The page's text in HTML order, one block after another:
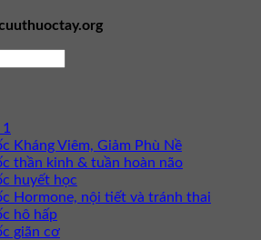
Kháng Viêm, Giảm Phù Nề
thần kinh & tuần hoàn não
huyết học
Hormone, nội tiết và tránh thai
hô hấp
giãn cơ